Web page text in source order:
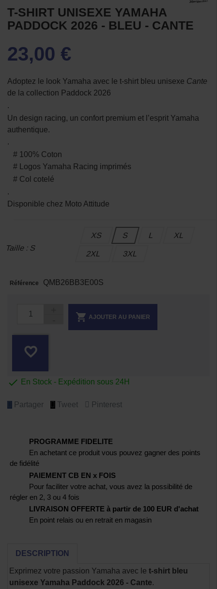
T-SHIRT UNISEXE YAMAHA
PADDOCK 2026 - BLEU - CANTE
23,00 €
Adoptez le look Yamaha avec le t-shirt bleu unisexe Cante
de la collection Paddock 2026
.
Un design racing, un confort premium et l’esprit Yamaha
authentique.
.
# 100% Coton
# Logos Yamaha Racing imprimés
# Col cotelé
.
Disponible chez Moto Attitude
Taille : S
XS S L XL
2XL 3XL
Référence QMB26BB3E00S
 AJOUTER AU PANIER
favorite_border
 En Stock - Expédition sous 24H
Partager Tweet Pinterest
PROGRAMME FIDELITE
En achetant ce produit vous pouvez gagner des points
de fidélité
PAIEMENT CB EN x FOIS
Pour faciliter votre achat, vous avez la possibilité de
régler en 2, 3 ou 4 fois
LIVRAISON OFFERTE à partir de 100 EUR d'achat
En point relais ou en retrait en magasin
DESCRIPTION
Exprimez votre passion Yamaha avec le t-shirt bleu
unisexe Yamaha Paddock 2026 - Cante.